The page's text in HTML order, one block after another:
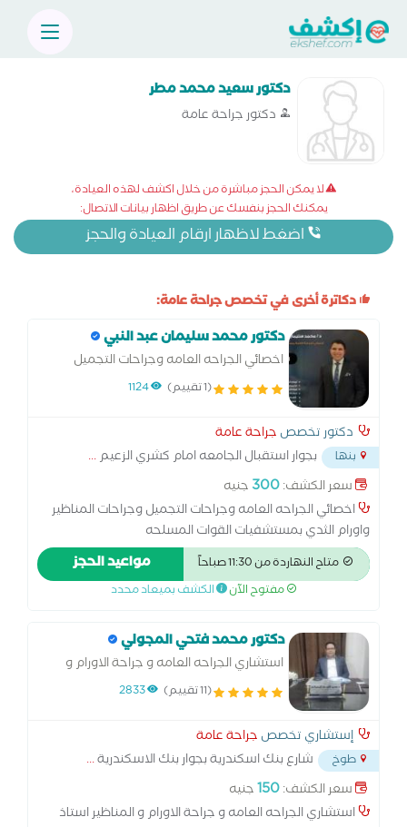
دكتور سعيد محمد مطر
دكتور جراحة عامة
لا يمكن الحجز مباشرة من خلال اكشف لهذه العيادة،
يمكنك الحجز بنفسك عن طريق اظهار بيانات الاتصال:
اضغط لاظهار ارقام العيادة والحجز
دكاترة أخرى في تخصص جراحة عامة:
دكتور محمد سليمان عبد النبي
اخصائي الجراحه العامه وجراحات التجميل
وجراحات المناظير واورام الثدي
(1 تقييم) 1124
دكتور تخصص جراحة عامة
بنها بجوار استقبال الجامعه امام كشري الزعيم...
سعر الكشف:300 جنيه
اخصائي الجراحه العامه وجراحات التجميل وجراحات المناظير
واورام الثدي بمستشفيات القوات المسلحه
متاح النهاردة من 11:30 صباحاً مواعيد الحجز
مفتوح الآن الكشف بميعاد محدد
دكتور محمد فتحي المجولي
استشاري الجراحه العامه و جراحة الاورام و
المناظير
(11 تقييم) 2833
إستشاري تخصص جراحة عامة
طوخ شارع بنك اسكندرية بجوار بنك الاسكندرية...
سعر الكشف:150جنيه
استشاري الجراحه العامه و جراحة الاورام و المناظير استاذ